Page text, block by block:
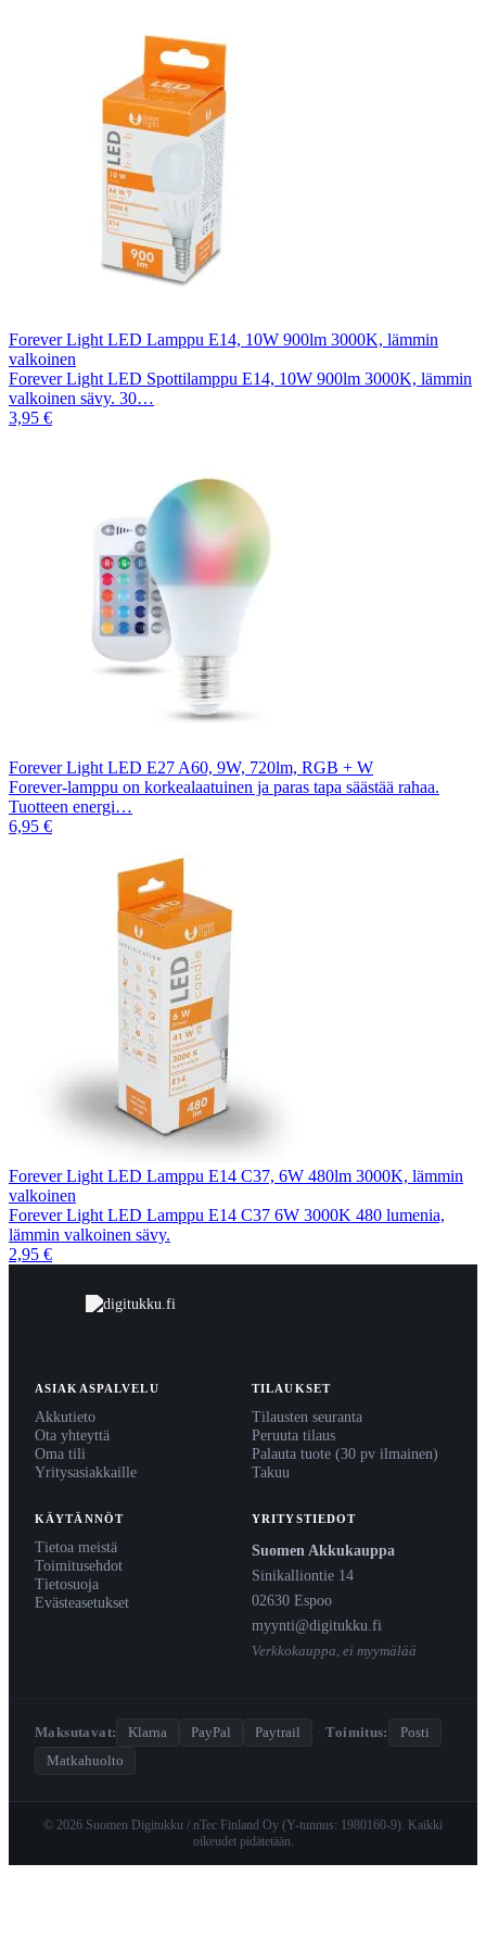
Forever Light LED Lamppu E14, 10W 900lm 3000K, lämmin
valkoinen
Forever Light LED Spottilamppu E14, 10W 900lm 3000K, lämmin
valkoinen sävy. 30…
3,95 €
Forever Light LED E27 A60, 9W, 720lm, RGB + W
Forever-lamppu on korkealaatuinen ja paras tapa säästää rahaa.
Tuotteen energi…
6,95 €
Forever Light LED Lamppu E14 C37, 6W 480lm 3000K, lämmin
valkoinen
Forever Light LED Lamppu E14 C37 6W 3000K 480 lumenia,
lämmin valkoinen sävy.
2,95 €
ASIAKASPALVELU
Akkutieto
Ota yhteyttä
Oma tili
Yritysasiakkaille
TILAUKSET
Tilausten seuranta
Peruuta tilaus
Palauta tuote (30 pv ilmainen)
Takuu
KÄYTÄNNÖT
Tietoa meistä
Toimitusehdot
Tietosuoja
Evästeasetukset
YRITYSTIEDOT
Suomen Akkukauppa
Sinikalliontie 14
02630 Espoo
myynti@digitukku.fi
Verkkokauppa, ei myymälää
Maksutavat: Klarna PayPal Paytrail · Toimitus:
Posti
Matkahuolto
© 2026 Suomen Digitukku / nTec Finland Oy (Y-tunnus: 1980160-9). Kaikki
oikeudet pidätetään.